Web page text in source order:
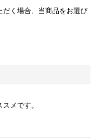
く場合、当商品をお選び
メです。